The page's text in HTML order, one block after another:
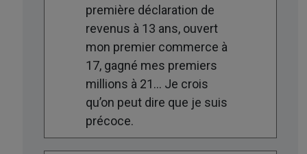
première déclaration de
revenus à 13 ans, ouvert
mon premier commerce à
17, gagné mes premiers
millions à 21… Je crois
qu’on peut dire que je suis
précoce.